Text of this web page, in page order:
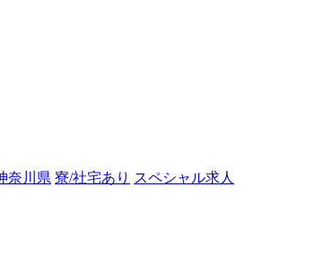
奈川県 寮/社宅あり スペシャル求人